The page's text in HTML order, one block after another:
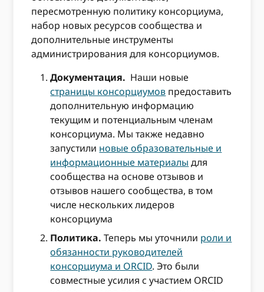
пересмотренную политику консорциума,
набор новых ресурсов сообщества и
дополнительные инструменты
администрирования для консорциумов.
Документация. Наши новые
страницы консорциумов предоставить
дополнительную информацию
текущим и потенциальным членам
консорциума. Мы также недавно
запустили новые образовательные и
информационные материалы для
сообщества на основе отзывов и
отзывов нашего сообщества, в том
числе нескольких лидеров
консорциума
Политика.Теперь мы уточнили роли и
обязанности руководителей
консорциума и ORCID. Это были
совместные усилия с участием ORCID